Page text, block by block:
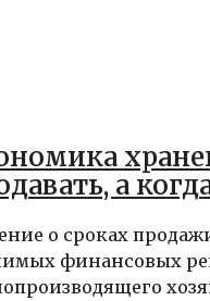
а
о сроках
финансовых